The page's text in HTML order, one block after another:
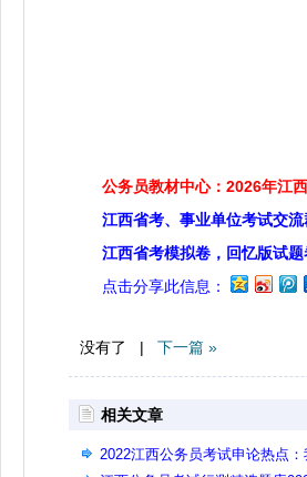
公务员教材中心：2026年江
江西省考、事业单位考试交
江西省考模拟卷，回忆版试
点击分享此信息：
没有了 | 下一篇 »
相关文章
2022江西公务员考试申论热点：